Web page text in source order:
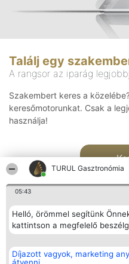
TURUL Gasztronómia
05:43
Helló, örömmel segítünk
kattintson a megfelelő
Díjazott vagyok, marketing
Találj egy
A rangsor az iparág
Szakembert keres a
keresőmotorunkat. Csak a
használja!
Rangsorszervező
SC Beautiful Company S.R.L.